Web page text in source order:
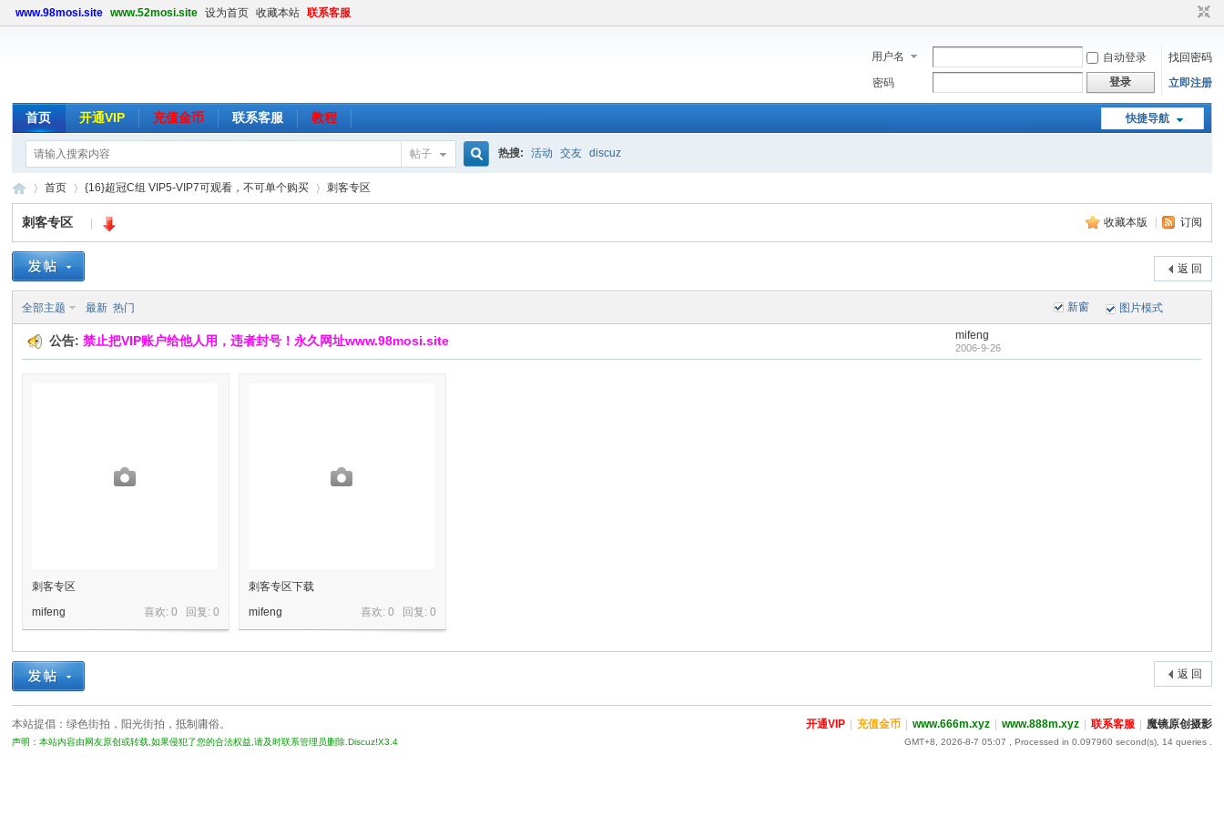
www.98mosi.site www.52mosi.site 设为首页 收藏本站 联系客服
用户名 自动登录
找回密码
密码
登录 立即注册
快捷导航
首页 开通VIP 充值金币 联系客服 教程
帖子 热搜: 活动 交友 discuz
原
»
首页
›
{16}超冠C组 VIP5-VIP7可观看，不可单个购买 刺客专区
收藏本版 订阅
刺客专区
返 回
新窗
全部主题 最新 热门 图片模式
公告:禁止把VIP账户给他人用，违者封号！永久网址www.98mosi.site mifeng
2006-9-26
刺客专区
喜欢: 0 回复:0
mifeng
刺客专区下载
喜欢: 0 回复:0
mifeng
返 回
开通VIP 充值金币 www.666m.xyz www.888m.xyz 联系客服 魔镜原创摄影
GMT+8, 2026-8-7 05:07 , Processed in 0.097960 second(s), 14 queries .
本站提倡：绿色街拍，阳光街拍，抵制庸俗。
声明：本站内容由网友原创或转载,如果侵犯了您的合法权益,请及时联系管理员删除.Discuz!X3.4